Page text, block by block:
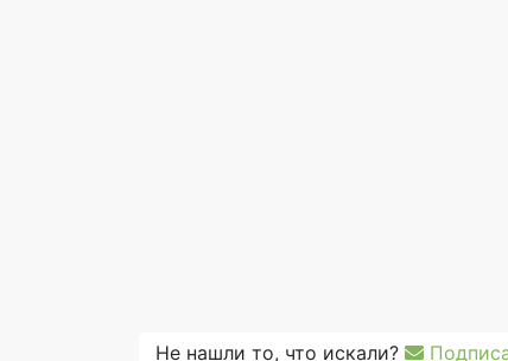
Не нашли то, что искали?